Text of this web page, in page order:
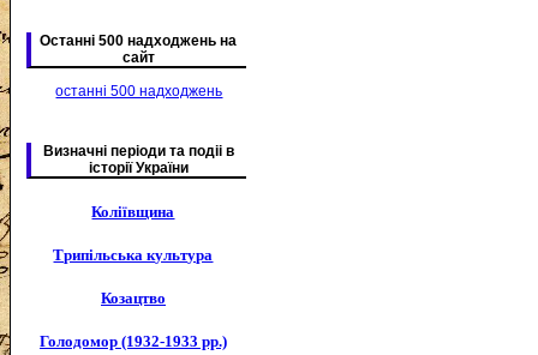
Останні 500 надходжень на
сайт
останні 500 надходжень
Визначні періоди та подіі в
історії України
Коліївщина
Трипільська культура
Козацтво
Голодомор (1932-1933 рр.)